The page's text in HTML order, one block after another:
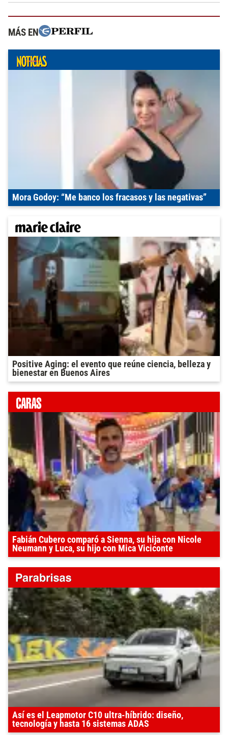
MÁS EN
Mora Godoy: “Me banco los fracasos y las negativas”
Positive Aging: el evento que reúne ciencia, belleza y
bienestar en Buenos Aires
Fabián Cubero comparó a Sienna, su hija con Nicole
Neumann y Luca, su hijo con Mica Viciconte
Así es el Leapmotor C10 ultra-híbrido: diseño,
tecnología y hasta 16 sistemas ADAS